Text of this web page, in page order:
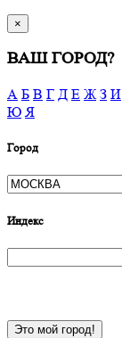
×
ВАШ ГОРОД?
А Б В Г Д Е Ж З И
Ю Я
Город
Индекс
Это мой город!